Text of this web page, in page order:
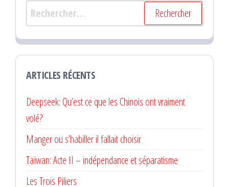
Rechercher :
ARTICLES RÉCENTS
Deepseek: Qu’est ce que les Chinois ont vraiment
volé?
Manger ou s’habiller il fallait choisir
Taïwan: Acte II – indépendance et séparatisme
Les Trois Piliers